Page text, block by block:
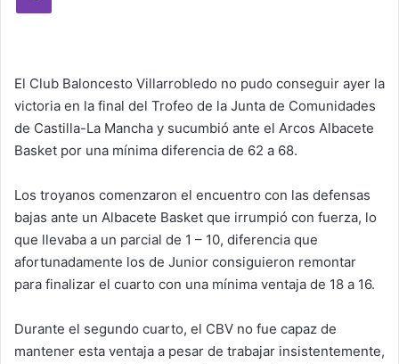
El Club Baloncesto Villarrobledo no pudo conseguir ayer la
victoria en la final del Trofeo de la Junta de Comunidades
de Castilla-La Mancha y sucumbió ante el Arcos Albacete
Basket por una mínima diferencia de 62 a 68.
Los troyanos comenzaron el encuentro con las defensas
bajas ante un Albacete Basket que irrumpió con fuerza, lo
que llevaba a un parcial de 1 – 10, diferencia que
afortunadamente los de Junior consiguieron remontar
para finalizar el cuarto con una mínima ventaja de 18 a 16.
Durante el segundo cuarto, el CBV no fue capaz de
mantener esta ventaja a pesar de trabajar insistentemente,